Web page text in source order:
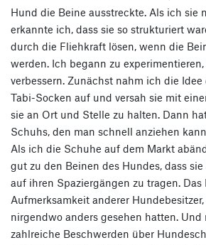
Hund die Beine ausstreckte. Als ich sie
erkannte ich, dass sie so strukturiert
durch die Fliehkraft lösen, wenn die
werden. Ich begann zu
verbessern. Zunächst nahm ich die
Tabi-Socken auf und versah sie mit
sie an Ort und Stelle zu halten. Dann
Schuhs, den man schnell anziehen
Als ich die Schuhe auf dem Markt
gut zu den Beinen des Hundes, dass
auf ihren Spaziergängen zu tragen. Das
Aufmerksamkeit anderer
nirgendwo anders gesehen hatten. Und
zahlreiche Beschwerden über